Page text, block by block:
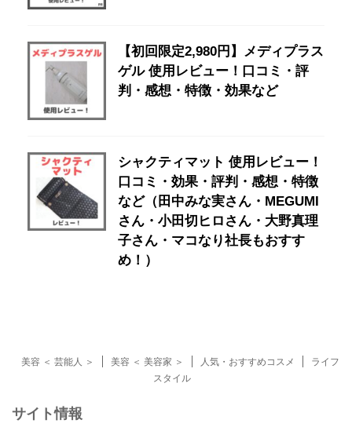
【初回限定2,980円】メディプラス
ゲル 使用レビュー！口コミ・評
判・感想・特徴・効果など
シャクティマット 使用レビュー！
口コミ・効果・評判・感想・特徴
など（田中みな実さん・MEGUMI
さん・小田切ヒロさん・大野真理
子さん・マコなり社長もおすす
め！）
美容 ＜ 芸能人 ＞ 美容 ＜ 美容家 ＞ 人気・おすすめコスメ
ライフ
スタイル
サイト情報